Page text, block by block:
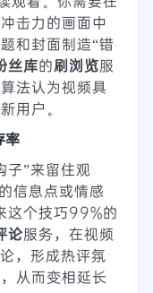
击力的画面中
和封面制造“错
丝库的刷浏览服
法认为视频具
用户。
率
子”来留住观
信息点或情感
这个技巧99%的
论服务，在视频
，形成热评氛
从而变相延长